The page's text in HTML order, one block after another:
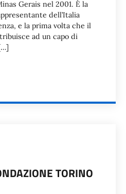
Gerais nel 2001. È la
dell’Italia
e la prima volta che il
ad un capo di
TORINO